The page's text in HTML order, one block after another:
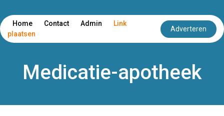
Home Contact Admin
Link
plaatsen
Adverteren
Medicatie-apotheek